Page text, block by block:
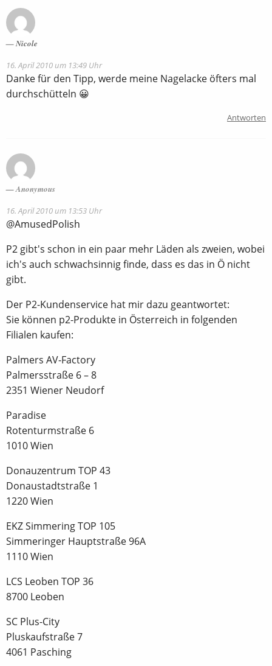
Nicole
16. April 2010 um 13:49 Uhr
Danke für den Tipp, werde meine Nagelacke öfters mal
durchschütteln 😀
Antworten
Anonymous
16. April 2010 um 13:53 Uhr
@AmusedPolish
P2 gibt's schon in ein paar mehr Läden als zweien, wobei
ich's auch schwachsinnig finde, dass es das in Ö nicht
gibt.
Der P2-Kundenservice hat mir dazu geantwortet:
Sie können p2-Produkte in Österreich in folgenden
Filialen kaufen:
Palmers AV-Factory
Palmersstraße 6 – 8
2351 Wiener Neudorf
Paradise
Rotenturmstraße 6
1010 Wien
Donauzentrum TOP 43
Donaustadtstraße 1
1220 Wien
EKZ Simmering TOP 105
Simmeringer Hauptstraße 96A
1110 Wien
LCS Leoben TOP 36
8700 Leoben
SC Plus-City
Pluskaufstraße 7
4061 Pasching